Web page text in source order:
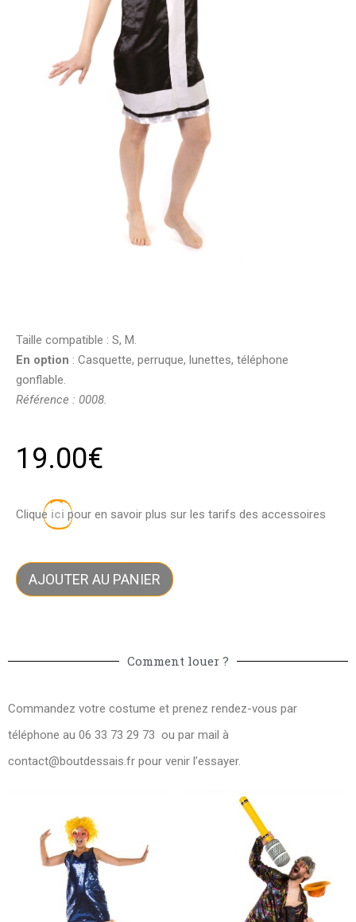
Taille compatible : S, M.
En option : Casquette, perruque, lunettes, téléphone
gonflable.
Référence : 0008.
19.00€
Clique ici pour en savoir plus sur les tarifs des accessoires
AJOUTER AU PANIER
Comment louer ?
Commandez votre costume et prenez rendez-vous par
téléphone au 06 33 73 29 73 ou par mail à
contact@boutdessais.fr pour venir l’essayer.